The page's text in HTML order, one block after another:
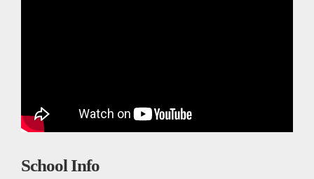
School Info